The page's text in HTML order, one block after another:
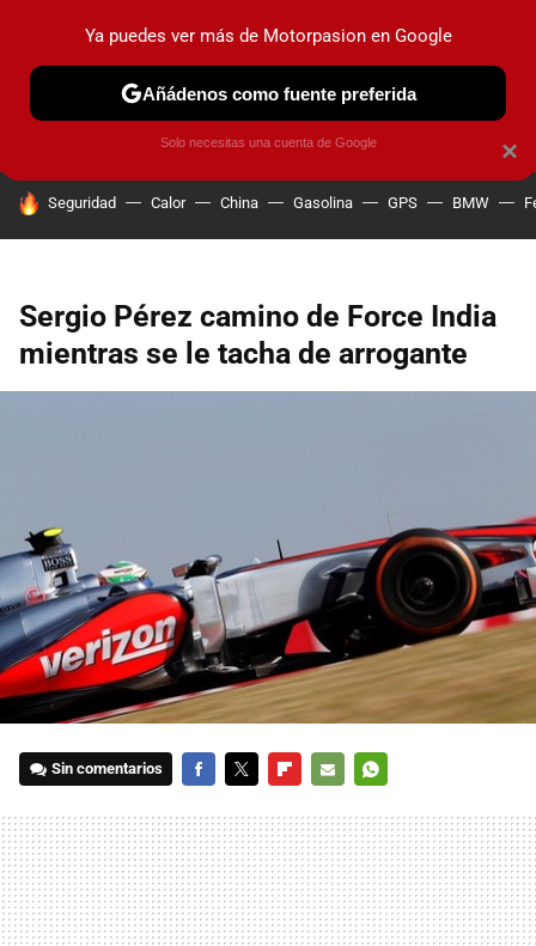
PRUEBAS COCHES ELÉCTRICOS OBSERVATORIO
HOY SE HABLA DE
Seguridad Calor China Gasolina GPS BMW
Sergio Pérez camino de Force India
mientras se le tacha de arrogante
Sin comentarios
MAIL
×
Ya puedes ver más de Motorpasion en Google
Añádenos como fuente preferida
Solo necesitas una cuenta de Google